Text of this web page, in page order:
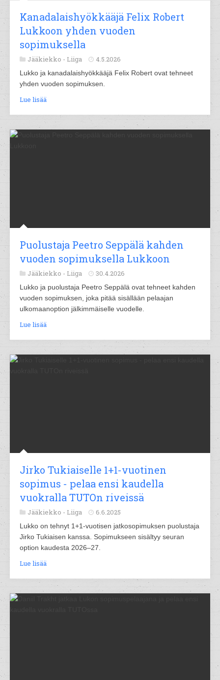
Kanadalaishyökkääjä Felix Robert
Lukkoon yhden vuoden
sopimuksella
Jääkiekko - Liiga 4.5.2026
Lukko ja kanadalaishyökkääjä Felix Robert ovat tehneet
yhden vuoden sopimuksen.
Lue lisää
Puolustaja Peetro Seppälä kahden
vuoden sopimuksella Lukkoon
Jääkiekko - Liiga 30.4.2026
Lukko ja puolustaja Peetro Seppälä ovat tehneet kahden
vuoden sopimuksen, joka pitää sisällään pelaajan
ulkomaanoption jälkimmäiselle vuodelle.
Lue lisää
Jirko Tukiaiselle 1+1-vuotinen
sopimus - pelaa ensi kaudella
vuokralla TUTOn riveissä
Jääkiekko - Liiga 6.6.2025
Lukko on tehnyt 1+1-vuotisen jatkosopimuksen puolustaja
Jirko Tukiaisen kanssa. Sopimukseen sisältyy seuran
option kaudesta 2026–27.
Lue lisää